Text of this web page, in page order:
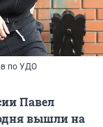
по УДО
Павел
вышли на